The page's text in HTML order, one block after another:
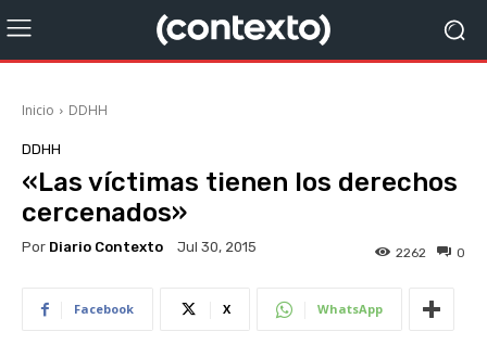
Inicio DDHH
DDHH
«Las víctimas tienen los derechos
cercenados»
Por Diario Contexto Jul 30, 2015 0
2262
Facebook X WhatsApp